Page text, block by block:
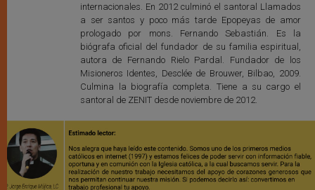
internacionales. En 2012 culminó el santoral Llamados
a ser santos y poco más tarde Epopeyas de amor
prologado por mons. Fernando Sebastián. Es la
biógrafa oficial del fundador de su familia espiritual,
autora de Fernando Rielo Pardal. Fundador de los
Misioneros Identes, Desclée de Brouwer, Bilbao, 2009.
Culmina la biografía completa. Tiene a su cargo el
santoral de ZENIT desde noviembre de 2012.